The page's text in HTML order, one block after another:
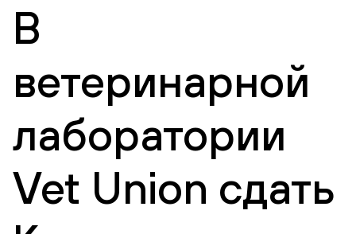
В
ветеринарной
лаборатории
Vet Union сдать